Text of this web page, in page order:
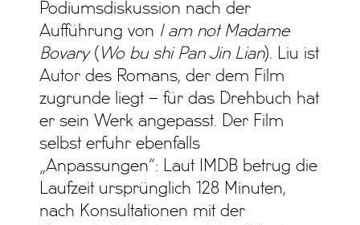
Podiumsdiskussion nach der
Aufführung von I am not Madame
Bovary( Wo bu shi Pan Jin Lian). Liu ist
Autor des Romans, der dem Film
zugrunde liegt – für das Drehbuch hat
er sein Werk angepasst. Der Film
selbst erfuhr ebenfalls
„Anpassungen“: Laut IMDB betrug die
Laufzeit ursprünglich 128 Minuten,
nach Konsultationen mit der